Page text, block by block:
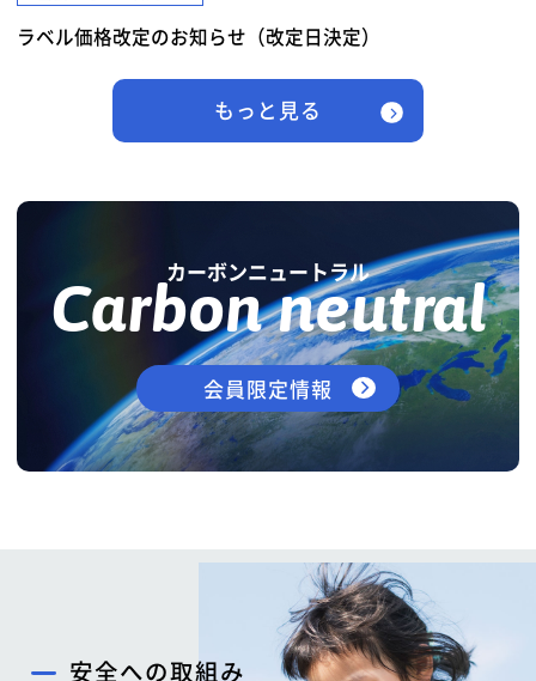
ラベル価格改定のお知らせ（改定日決定）
もっと見る
カーボンニュートラル
Carbon neutral
会員限定情報
安全への取組み